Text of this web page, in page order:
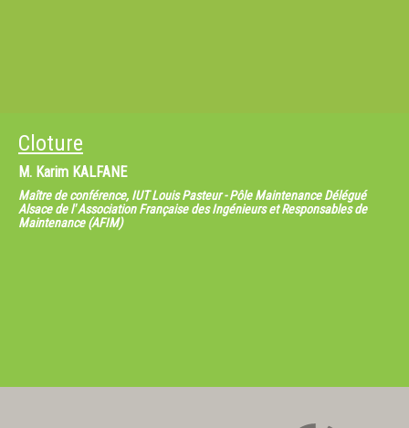
Cloture
M. Karim KALFANE
Maître de conférence, IUT Louis Pasteur - Pôle Maintenance Délégué
Alsace de l' Association Française des Ingénieurs et Responsables de
Maintenance (AFIM)